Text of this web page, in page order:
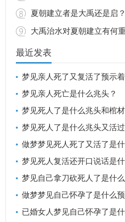
夏朝建立者是大禹还是启？
大禹治水对夏朝建立有何
最近发表
梦见亲人死了又复活了预示
梦见亲人死亡是什么兆头？
梦见死人了是什么兆头和棺
梦见死人了是什么兆头又活
做梦梦见死人死了又活了是
梦见死人复活还开口说话是
梦见自己拿刀砍死人了是什
做梦梦见自己怀孕了是什么预
已婚女人梦见自己怀孕了是